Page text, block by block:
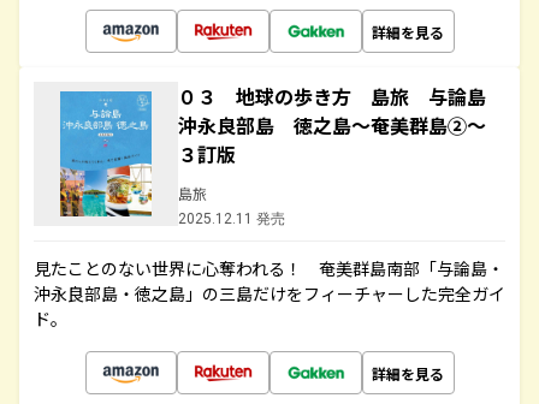
詳細を見る
０３ 地球の歩き方 島旅 与論島
沖永良部島 徳之島～奄美群島②～
３訂版
島旅
2025.12.11 発売
見たことのない世界に心奪われる！ 奄美群島南部「与論島・
沖永良部島・徳之島」の三島だけをフィーチャーした完全ガイ
ド。
詳細を見る